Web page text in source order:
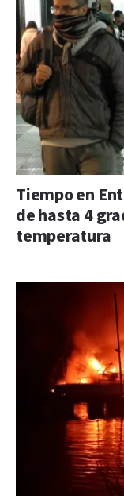
Tiempo en
de hasta 4
temperatura